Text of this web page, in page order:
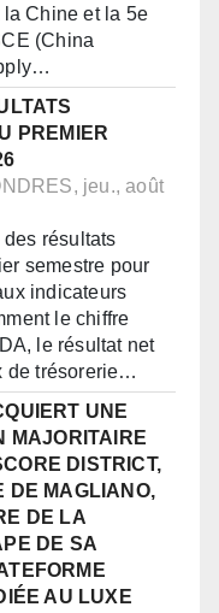
la Chine et la 5e
(China
PREMIER
jeu., août
résultats
semestre pour
indicateurs
le chiffre
le résultat net
de trésorerie…
UNE
MAJORITAIRE
DISTRICT,
DE MAGLIANO,
DE LA
DE SA
AU LUXE